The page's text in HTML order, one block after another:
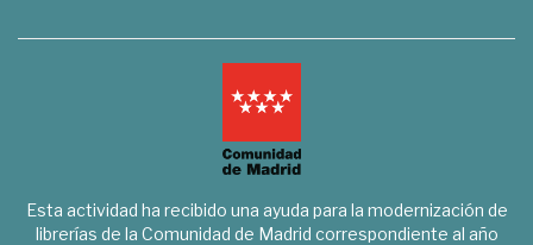
Esta actividad ha recibido una ayuda para la modernización de
librerías de la Comunidad de Madrid correspondiente al año